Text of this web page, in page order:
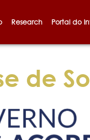
Research Portal do
de